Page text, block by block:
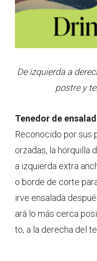
De izquierda a
postre y
Tenedor de
Reconocido por sus
orzadas, la horquilla
a izquierda extra
o borde de corte
irve ensalada
ará lo más cerca
to, a la derecha del